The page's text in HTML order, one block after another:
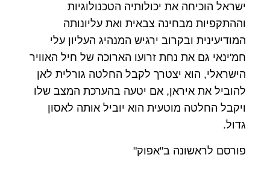
ישראל הוכיחה את יכולותיה הטכנולוגיות
וההתקפיות מבחינה צבאית ואת עליונותה
המודיעינית ובקרוב ירגיש המנהיג העליון עלי
חמ'ינאי גם את נחת זרועו הארוכה של חיל האוויר
הישראלי, הוא יצטרך לקבל החלטה גורלית לאן
להוביל את איראן, אם יטעה בהערכת המצב שלו
ויקבל החלטה מוטעית הוא יוביל אותה לאסון
גדול.
פורסם לראשונה ב"אפוק"